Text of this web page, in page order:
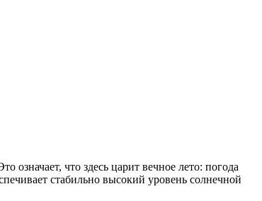
означает, что здесь царит вечное лето: погода
стабильно высокий уровень солнечной